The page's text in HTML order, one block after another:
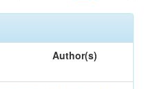
Author(s)